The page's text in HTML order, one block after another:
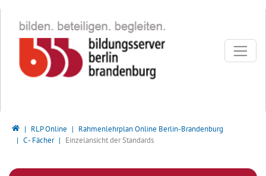
Bildungsserver Berlin - Brandenburg
RLP Online
Rahmenlehrplan Online Berlin-Brandenburg
C - Fächer
Einzelansicht der Standards